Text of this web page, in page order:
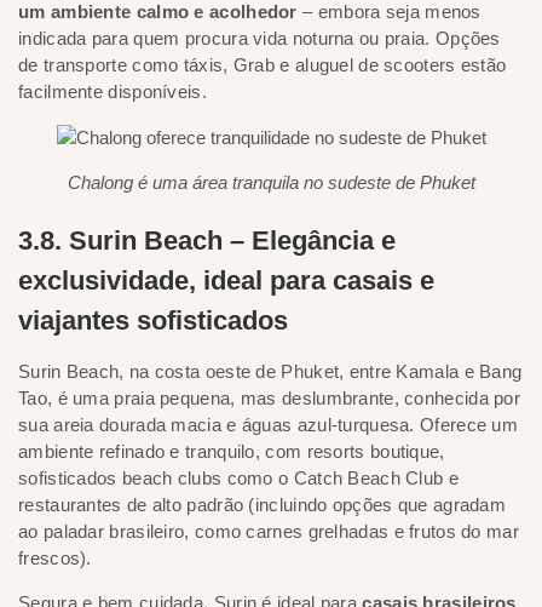
um ambiente calmo e acolhedor – embora seja menos
indicada para quem procura vida noturna ou praia. Opções
de transporte como táxis, Grab e aluguel de scooters estão
facilmente disponíveis.
Chalong é uma área tranquila no sudeste de Phuket
3.8. Surin Beach – Elegância e
exclusividade, ideal para casais e
viajantes sofisticados
Surin Beach, na costa oeste de Phuket, entre Kamala e Bang
Tao, é uma praia pequena, mas deslumbrante, conhecida por
sua areia dourada macia e águas azul-turquesa. Oferece um
ambiente refinado e tranquilo, com resorts boutique,
sofisticados beach clubs como o Catch Beach Club e
restaurantes de alto padrão (incluindo opções que agradam
ao paladar brasileiro, como carnes grelhadas e frutos do mar
frescos).